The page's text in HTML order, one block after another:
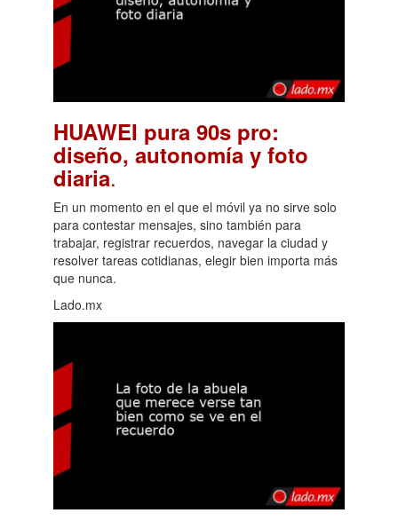
HUAWEI pura 90s pro:
diseño, autonomía y foto
diaria.
En un momento en el que el móvil ya no sirve solo
para contestar mensajes, sino también para
trabajar, registrar recuerdos, navegar la ciudad y
resolver tareas cotidianas, elegir bien importa más
que nunca.
Lado.mx